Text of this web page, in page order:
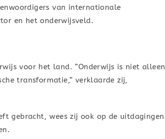
van internationale
en het onderwijsveld.
voor het land. “Onderwijs is niet alleen
transformatie,” verklaarde zij,
gebracht, wees zij ook op de uitdagingen